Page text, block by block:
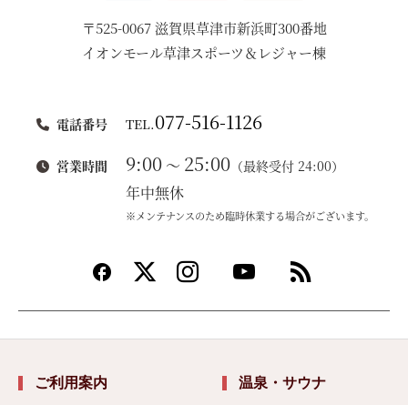
〒525-0067 滋賀県草津市新浜町300番地
イオンモール草津スポーツ＆レジャー棟
電話番号 TEL.077-516-1126
営業時間 9:00 ～ 25:00 （最終受付 24:00）
年中無休
※メンテナンスのため臨時休業する場合がございます。
ご利用案内 温泉・サウナ